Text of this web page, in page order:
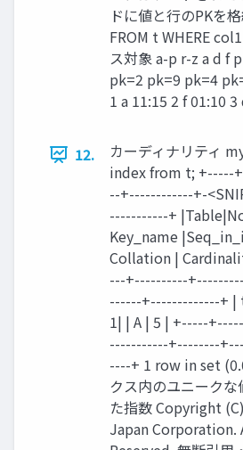
ドに値と行のPKを
FROM t WHERE
ス対象 a-p r-z a d f
pk=2 pk=9 pk=4
1 a 11:15 2 f 01:10 3
12.
カーディナリティ
index from t; +-----
--+------------+-
-----------+
Key_name
Collation |
---+----------
------+-------------+ | t
1| | A | 5 | +-----
-----------+--------
----+ 1 row in set
クス内のユニーク
た指数 Copyright
Japan Corporation.